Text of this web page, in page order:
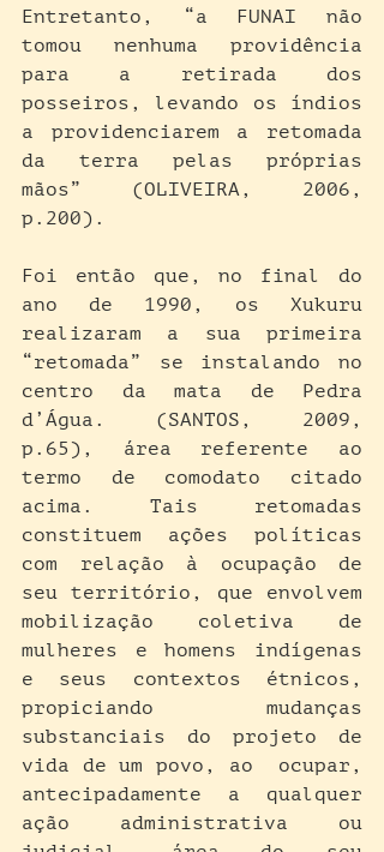
Entretanto, “a FUNAI não
tomou nenhuma providência
para a retirada dos
posseiros, levando os índios
a providenciarem a retomada
da terra pelas próprias
mãos” (OLIVEIRA, 2006,
p.200).
Foi então que, no final do
ano de 1990, os Xukuru
realizaram a sua primeira
“retomada” se instalando no
centro da mata de Pedra
d’Água. (SANTOS, 2009,
p.65), área referente ao
termo de comodato citado
acima. Tais retomadas
constituem ações políticas
com relação à ocupação de
seu território, que envolvem
mobilização coletiva de
mulheres e homens indígenas
e seus contextos étnicos,
propiciando mudanças
substanciais do projeto de
vida de um povo, ao  ocupar,
antecipadamente a qualquer
ação administrativa ou